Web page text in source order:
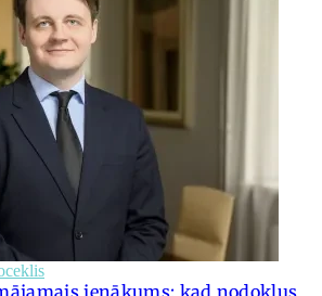
ienākums: kad nodokļus